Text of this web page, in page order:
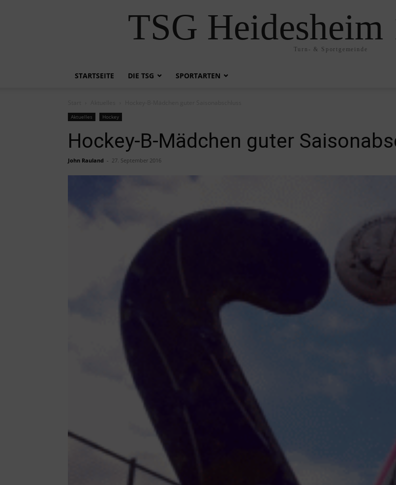
TSG Heidesheim
Turn- & Sportgemeinde
STARTSEITE DIE TSG SPORTARTEN
Aktuelles Hockey
Hockey-B-Mädchen guter
John Rauland - 27. September 2016